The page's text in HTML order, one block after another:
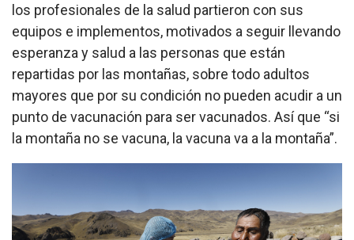
los profesionales de la salud partieron con sus
equipos e implementos, motivados a seguir llevando
esperanza y salud a las personas que están
repartidas por las montañas, sobre todo adultos
mayores que por su condición no pueden acudir a un
punto de vacunación para ser vacunados. Así que “si
la montaña no se vacuna, la vacuna va a la montaña”.